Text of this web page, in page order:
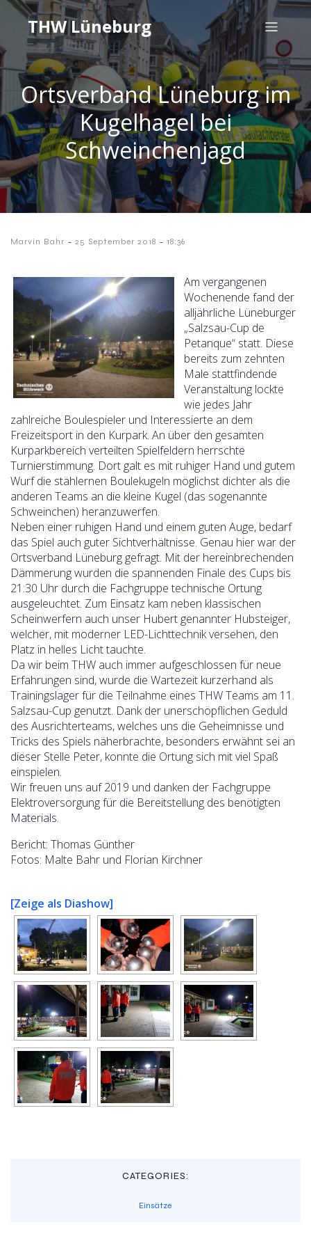
THW Lüneburg
Ortsverband Lüneburg im
Kugelhagel bei
Schweinchenjagd
Marvin Bahr - 25 September 2018 - 18:36
Am vergangenen
Wochenende fand der
alljährliche Lüneburger
„Salzsau-Cup de
Petanque“ statt. Diese
bereits zum zehnten
Male stattfindende
Veranstaltung lockte
wie jedes Jahr
zahlreiche Boulespieler und Interessierte an dem
Freizeitsport in den Kurpark. An über den gesamten
Kurparkbereich verteilten Spielfeldern herrschte
Turnierstimmung. Dort galt es mit ruhiger Hand und gutem
Wurf die stählernen Boulekugeln möglichst dichter als die
anderen Teams an die kleine Kugel (das sogenannte
Schweinchen) heranzuwerfen.
Neben einer ruhigen Hand und einem guten Auge, bedarf
das Spiel auch guter Sichtverhältnisse. Genau hier war der
Ortsverband Lüneburg gefragt. Mit der hereinbrechenden
Dämmerung wurden die spannenden Finale des Cups bis
21:30 Uhr durch die Fachgruppe technische Ortung
ausgeleuchtet. Zum Einsatz kam neben klassischen
Scheinwerfern auch unser Hubert genannter Hubsteiger,
welcher, mit moderner LED-Lichttechnik versehen, den
Platz in helles Licht tauchte.
Da wir beim THW auch immer aufgeschlossen für neue
Erfahrungen sind, wurde die Wartezeit kurzerhand als
Trainingslager für die Teilnahme eines THW Teams am 11.
Salzsau-Cup genutzt. Dank der unerschöpflichen Geduld
des Ausrichterteams, welches uns die Geheimnisse und
Tricks des Spiels näherbrachte, besonders erwähnt sei an
dieser Stelle Peter, konnte die Ortung sich mit viel Spaß
einspielen.
Wir freuen uns auf 2019 und danken der Fachgruppe
Elektroversorgung für die Bereitstellung des benötigten
Materials.
Bericht: Thomas Günther
Fotos: Malte Bahr und Florian Kirchner
[Zeige als Diashow]
CATEGORIES:
Einsätze